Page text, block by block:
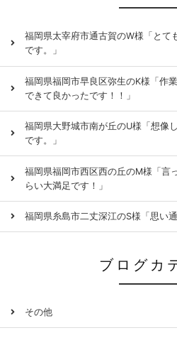
福岡県太宰府市通古賀のW様「とて
です。」
福岡県福岡市早良区弥生のK様「作
できて良かったです！！」
福岡県大野城市南が丘のU様「想像
です。」
福岡県福岡市西区西の丘のM様「言
らい大満足です！」
福岡県糸島市二丈深江のS様「思い
ブログカ
その他